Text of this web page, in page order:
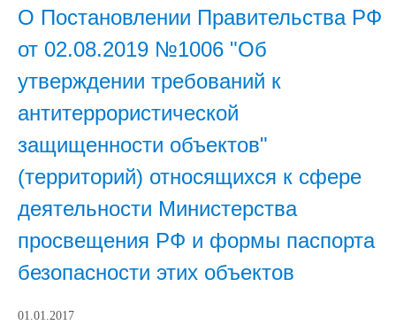
О Постановлении Правительства РФ
от 02.08.2019 №1006 "Об
утверждении требований к
антитеррористической
защищенности объектов"
(территорий) относящихся к сфере
деятельности Министерства
просвещения РФ и формы паспорта
безопасности этих объектов
01.01.2017